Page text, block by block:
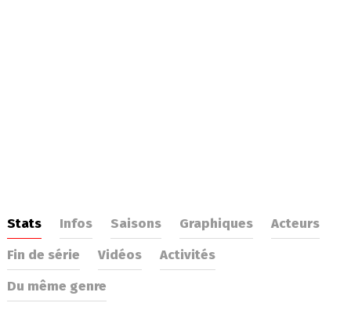
Stats Infos Saisons Graphiques
Acteurs
Fin de série
Vidéos
Activités
Du même genre